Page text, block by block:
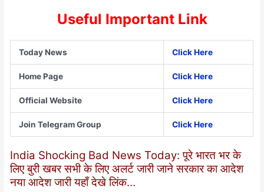
Useful Important Link
Today News Click Here
Home Page Click Here
Official Website Click Here
Join Telegram Group Click Here
India Shocking Bad News Today: पूरे भारत भर के
लिए बुरी खबर सभी के लिए अलर्ट जारी जाने सरकार का आदेश
नया आदेश जारी यहाँ देखे लिंक…